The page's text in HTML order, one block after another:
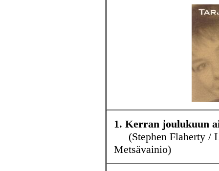
1. Kerran joulukuun
(Stephen Flaherty /
Metsävainio)